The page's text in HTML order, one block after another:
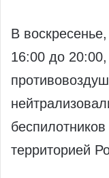
В
16:00 до
территорией